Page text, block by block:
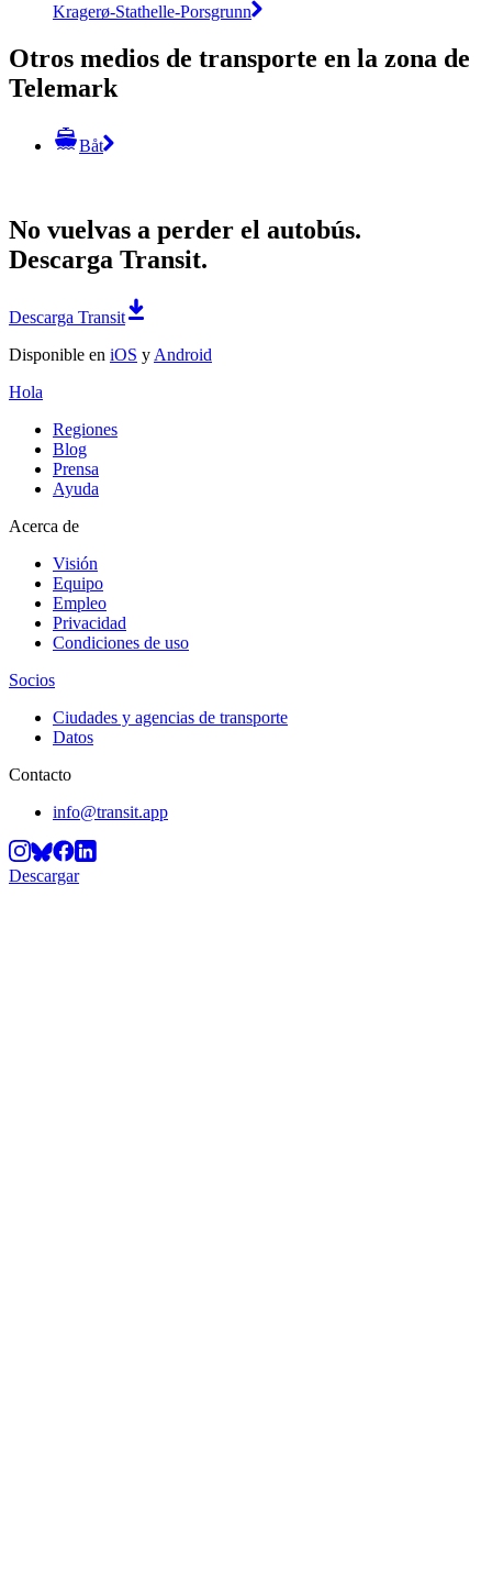
Kragerø-Stathelle-Porsgrunn
Otros medios de transporte en la zona de
Telemark
Båt
No vuelvas a perder el autobús.
Descarga Transit.
Descarga Transit
Disponible en iOS y Android
Hola
Regiones
Blog
Prensa
Ayuda
Acerca de
Visión
Equipo
Empleo
Privacidad
Condiciones de uso
Socios
Ciudades y agencias de transporte
Datos
Contacto
info@transit.app
Descargar